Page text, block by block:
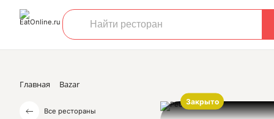
Главная Bazar
Все рестораны
Закрыто